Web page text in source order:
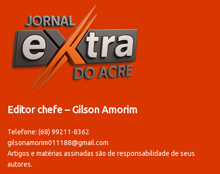
Editor chefe – Gilson Amorim
Telefone: (68) 99211-8362
gilsonamorim011188@gmail.com
Artigos e matérias assinadas são de responsabilidade de seus
autores.